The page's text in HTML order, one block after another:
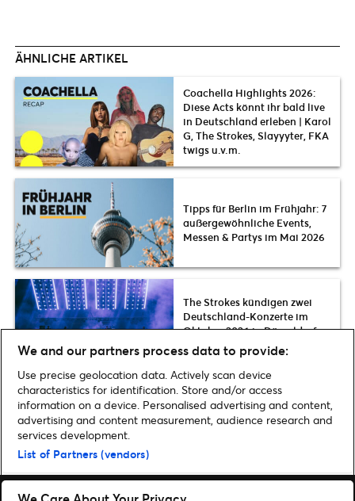
ÄHNLICHE ARTIKEL
Coachella Highlights 2026:
Diese Acts könnt ihr bald live
in Deutschland erleben | Karol
G, The Strokes, Slayyyter, FKA
twigs u.v.m.
Tipps für Berlin im Frühjahr: 7
außergewöhnliche Events,
Messen & Partys im Mai 2026
The Strokes kündigen zwei
Deutschland-Konzerte im
Oktober 2026 in Düsseldorf
und Berlin an
Home Musik
The BoyZ kommen im Juni 2022 live nach Europa |
Einziges Deutschland-Konzert in Berlin
We and our partners process data to provide:
Use precise geolocation data. Actively scan device
characteristics for identification. Store and/or access
information on a device. Personalised advertising and content,
advertising and content measurement, audience research and
services development.
List of Partners (vendors)